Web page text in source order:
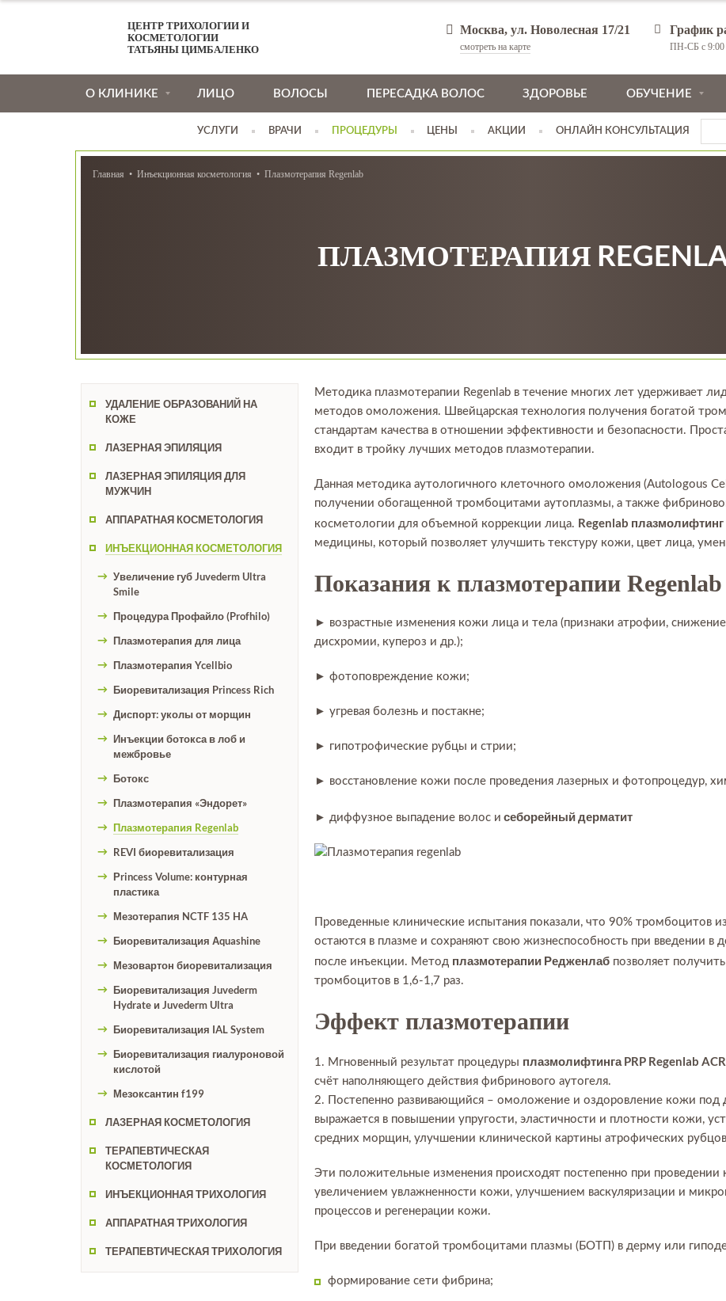
ЦЕНТР ТРИХОЛОГИИ И
КОСМЕТОЛОГИИ
ТАТЬЯНЫ ЦИМБАЛЕНКО
Москва, ул. Новолесная 17/21
смотреть на карте
График
ПН-СБ с 9:00
О КЛИНИКЕ ЛИЦО ВОЛОСЫ ПЕРЕСАДКА ВОЛОС ЗДОРОВЬЕ ОБУЧЕНИЕ
УСЛУГИ ВРАЧИ ПРОЦЕДУРЫ ЦЕНЫ АКЦИИ ОНЛАЙН КОНСУЛЬТАЦИЯ
Главная Инъекционная косметология Плазмотерапия Regenlab
ПЛАЗМОТЕРАПИЯ
УДАЛЕНИЕ ОБРАЗОВАНИЙ НА
КОЖЕ
ЛАЗЕРНАЯ ЭПИЛЯЦИЯ
ЛАЗЕРНАЯ ЭПИЛЯЦИЯ ДЛЯ
МУЖЧИН
АППАРАТНАЯ КОСМЕТОЛОГИЯ
ИНЪЕКЦИОННАЯ КОСМЕТОЛОГИЯ
Увеличение губ Juvederm Ultra
Smile
Процедура Профайло (Profhilo)
Плазмотерапия для лица
Плазмотерапия Ycellbio
Биоревитализация Princess Rich
Диспорт: уколы от морщин
Инъекции ботокса в лоб и
межбровье
Ботокс
Плазмотерапия «Эндорет»
Плазмотерапия Regenlab
REVI биоревитализация
Рrincess Volume: контурная
пластика
Мезотерапия NCTF 135 HA
Биоревитализация Аquashine
Мезовартон биоревитализация
Биоревитализация Juvederm
Hydrate и Juvederm Ultra
Биоревитализация IAL System
Биоревитализация гиалуроновой
кислотой
Мезоксантин f199
ЛАЗЕРНАЯ КОСМЕТОЛОГИЯ
ТЕРАПЕВТИЧЕСКАЯ
КОСМЕТОЛОГИЯ
ИНЪЕКЦИОННАЯ ТРИХОЛОГИЯ
АППАРАТНАЯ ТРИХОЛОГИЯ
ТЕРАПЕВТИЧЕСКАЯ ТРИХОЛОГИЯ
Методика плазмотерапии Regenlab в течение многих лет удерживает
методов омоложения. Швейцарская технология получения богатой
стандартам качества в отношении эффективности и безопасности.
входит в тройку лучших методов плазмотерапии.
Данная методика аутологичного клеточного омоложения (Autologous
получении обогащенной тромбоцитами аутоплазмы, а также
косметологии для объемной коррекции лица. Regenlab
медицины, который позволяет улучшить текстуру кожи, цвет лица,
Показания к плазмотерапии
► возрастные изменения кожи лица и тела (признаки атрофии,
дисхромии, купероз и др.);
► фотоповреждение кожи;
► угревая болезнь и постакне;
► гипотрофические рубцы и стрии;
► восстановление кожи после проведения лазерных и фотопроцедур,
► диффузное выпадение волос и себорейный дерматит
Проведенные клинические испытания показали, что 90% тромбоцитов
остаются в плазме и сохраняют свою жизнеспособность при введении в
после инъекции. Метод плазмотерапии Редженлаб позволяет
тромбоцитов в 1,6-1,7 раз.
Эффект плазмотерапии
1. Мгновенный результат процедуры плазмолифтинга PRP Regenlab ACR
счёт наполняющего действия фибринового аутогеля.
2. Постепенно развивающийся – омоложение и оздоровление кожи под
выражается в повышении упругости, эластичности и плотности кожи,
средних морщин, улучшении клинической картины атрофических
Эти положительные изменения происходят постепенно при проведении
увеличением увлажненности кожи, улучшением васкуляризации и
процессов и регенерации кожи.
При введении богатой тромбоцитами плазмы (БОТП) в дерму или
формирование сети фибрина;